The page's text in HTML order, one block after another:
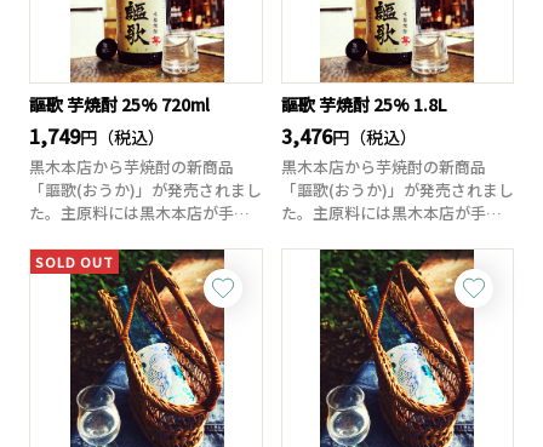
謳歌 芋焼酎 25% 720ml
1,749円（税込）
黒木本店から芋焼酎の新商品
「謳歌(おうか)」が発売されまし
た。主原料には黒木本店が手掛
謳歌 芋焼酎 25% 1.8L
3,476円（税込）
黒木本店から芋焼酎の新商品
「謳歌(おうか)」が発売されまし
た。主原料には黒木本店が手掛
SOLD OUT